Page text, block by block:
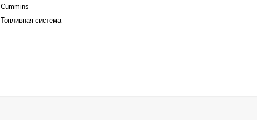
Cummins
Топливная система